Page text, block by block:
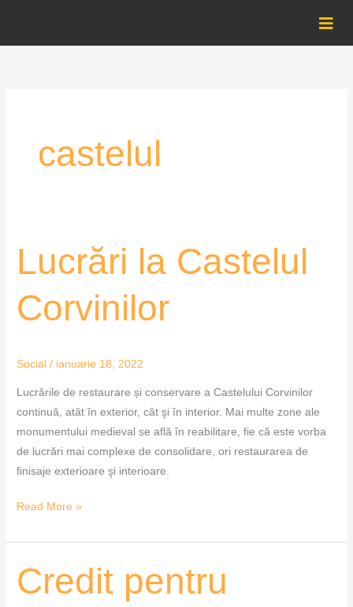
content
castelul
Lucrări la Castelul
Corvinilor
Social / ianuarie 18, 2022
Lucrările de restaurare și conservare a Castelului Corvinilor
continuă, atât în exterior, cât şi în interior. Mai multe zone ale
monumentului medieval se află în reabilitare, fie că este vorba
de lucrări mai complexe de consolidare, ori restaurarea de
finisaje exterioare şi interioare.
Lucrări
Corvinilor
Read More »
Credit pentru
Credit
pentru